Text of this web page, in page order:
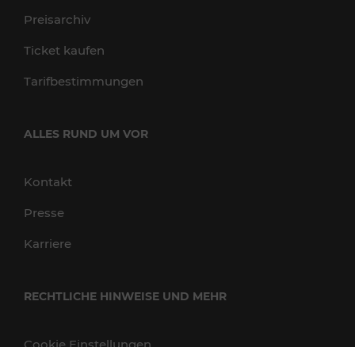
Preisarchiv
Ticket kaufen
Tarifbestimmungen
ALLES RUND UM VOR
Kontakt
Presse
Karriere
RECHTLICHE HINWEISE UND MEHR